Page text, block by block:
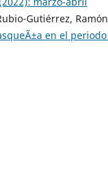
Gutiérrez,
en el periodo